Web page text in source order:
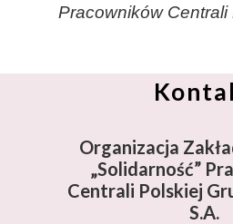
Pracowników Centrali
Organizacja
„Solidarność”
Centrali Polskiej
S.A.